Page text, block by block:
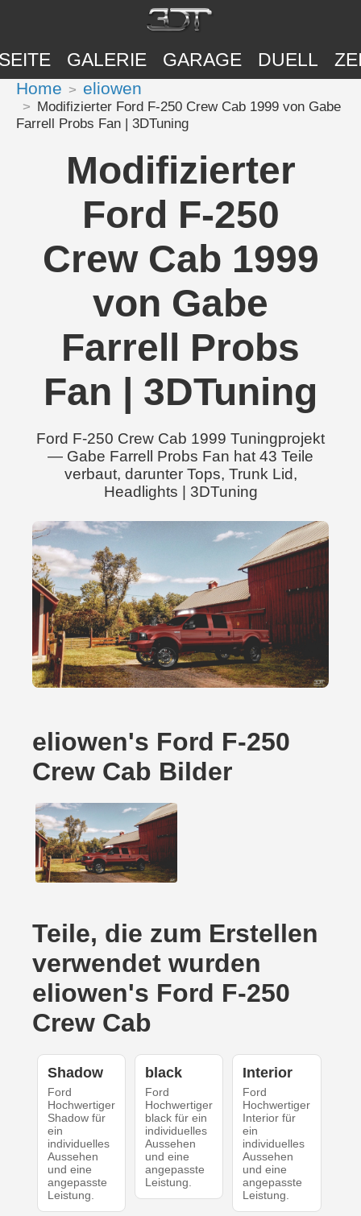
GALERIE GARAGE DUELL
Home eliowen
Modifizierter Ford F-250 Crew Cab 1999 von Gabe
Farrell Probs Fan | 3DTuning
Modifizierter
Ford F-250
Crew Cab 1999
von Gabe
Farrell Probs
Fan | 3DTuning
Ford F-250 Crew Cab 1999 Tuningprojekt
— Gabe Farrell Probs Fan hat 43 Teile
verbaut, darunter Tops, Trunk Lid,
Headlights | 3DTuning
eliowen's Ford F-250
Crew Cab Bilder
Teile, die zum Erstellen
verwendet wurden
eliowen's Ford F-250
Crew Cab
Shadow
Ford
Hochwertiger
Shadow für
ein
individuelles
Aussehen
und eine
angepasste
Leistung.
black
Ford
Hochwertiger
black für ein
individuelles
Aussehen
und eine
angepasste
Leistung.
Interior
Ford
Hochwertiger
Interior für
ein
individuelles
Aussehen
und eine
angepasste
Leistung.